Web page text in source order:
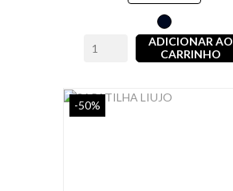
Denim
Azul
ADICIONAR AO
CARRINHO
-50%